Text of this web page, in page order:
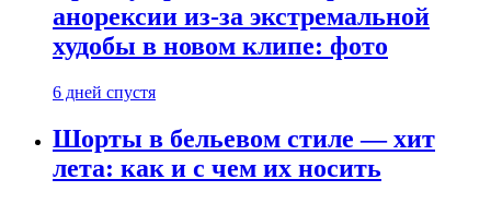
анорексии из-за экстремальной
худобы в новом клипе: фото
6 дней спустя
Шорты в бельевом стиле — хит
лета: как и с чем их носить